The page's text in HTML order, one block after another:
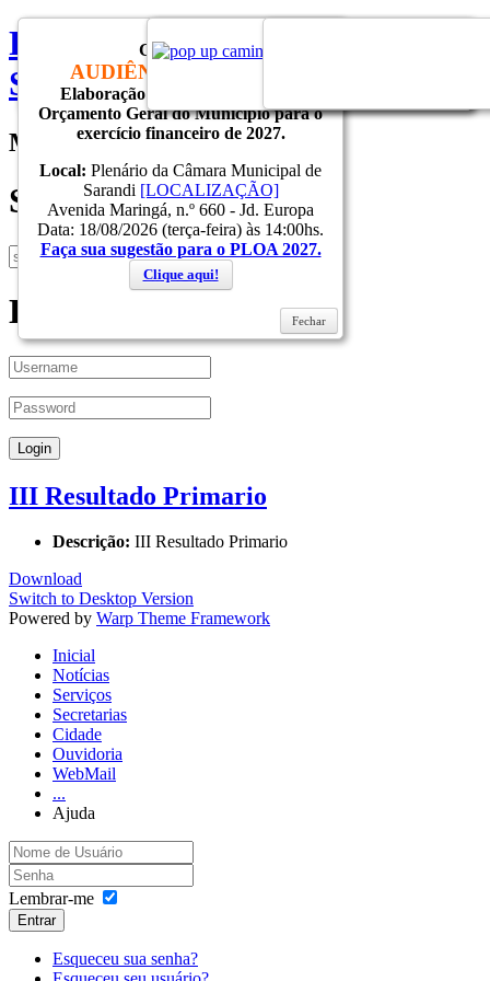
Prefeitura do Municipio de
Sarandi
Menu
Search
Login
III Resultado Primario
Descrição: III Resultado Primario
Download
Switch to Desktop Version
Powered by Warp Theme Framework
Inicial
Notícias
Serviços
Secretarias
Cidade
Ouvidoria
WebMail
...
Ajuda
Lembrar-me
Entrar
Esqueceu sua senha?
CONVITE
AUDIÊNCIA PÚBLICA
Elaboração do Projeto de Lei do
Orçamento Geral do Município para o
exercício financeiro de 2027.
Local: Plenário da Câmara Municipal de
Sarandi [LOCALIZAÇÃO]
Avenida Maringá, n.º 660 - Jd. Europa
Data: 18/08/2026 (terça-feira) às 14:00hs.
Faça sua sugestão para o PLOA 2027.
Clique aqui!
Fechar